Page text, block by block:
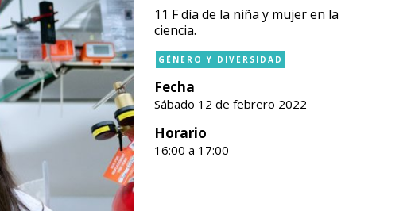
11 F día de la niña y mujer en la
ciencia.
GÉNERO Y DIVERSIDAD
Fecha
Sábado 12 de febrero 2022
Horario
16:00 a 17:00